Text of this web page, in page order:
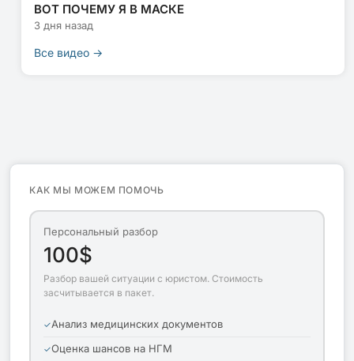
ВОТ ПОЧЕМУ Я В МАСКЕ
3 дня назад
Все видео →
КАК МЫ МОЖЕМ ПОМОЧЬ
Персональный разбор
100$
Разбор вашей ситуации с юристом. Стоимость
засчитывается в пакет.
Анализ медицинских документов
Оценка шансов на НГМ